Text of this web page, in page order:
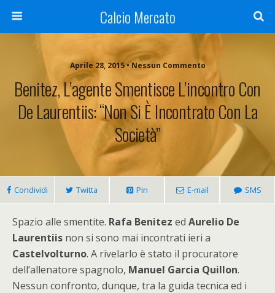
Calcio Mercato
Aprile 28, 2015 • Nessun Commento
Benitez, L’agente Smentisce L’incontro Con
De Laurentiis: “Non Si È Incontrato Con La
Società”
Condividi Twitta Pin E-mail SMS
Spazio alle smentite. Rafa Benitez ed Aurelio De
Laurentiis non si sono mai incontrati ieri a
Castelvolturno. A rivelarlo è stato il procuratore
dell’allenatore spagnolo, Manuel Garcia Quillon.
Nessun confronto, dunque, tra la guida tecnica ed i